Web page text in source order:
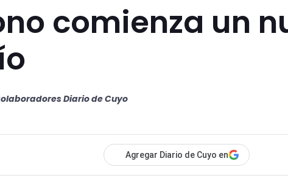
comienza un
Diario de Cuyo
Agregar Diario de Cuyo en